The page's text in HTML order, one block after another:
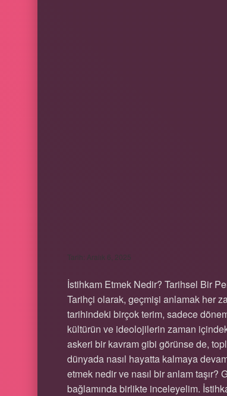
Tarih: Aralık 6, 2025
İstihkam Etmek Nedir? Tarihsel Bir
Tarihçi olarak, geçmişi anlamak her
tarihindeki birçok terim, sadece
kültürün ve ideolojilerin zaman
askeri bir kavram gibi görünse de,
dünyada nasıl hayatta kalmaya
etmek nedir ve nasıl bir anlam
bağlamında birlikte inceleyelim.